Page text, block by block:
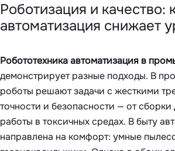
Роботизация и качество:
автоматизация снижает
Робототехника автоматизация в
демонстрирует разные подходы. В
роботы решают задачи с жесткими
точности и безопасности — от сборки
работы в токсичных средах. В быту
направлена на комфорт: умные